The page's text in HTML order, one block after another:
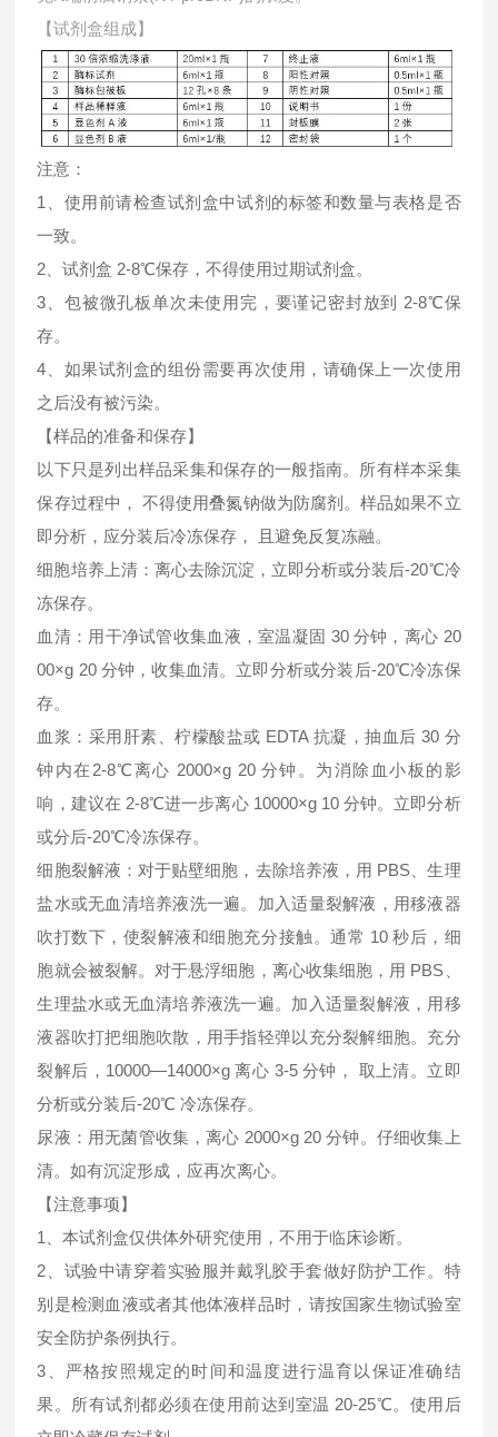
【试剂盒组成】
注意：
1、使用前请检查试剂盒中试剂的标签和数量与表格是否
一致。
2、试剂盒 2-8℃保存，不得使用过期试剂盒。
3、包被微孔板单次未使用完，要谨记密封放到 2-8℃保
存。
4、如果试剂盒的组份需要再次使用，请确保上一次使用
之后没有被污染。
【样品的准备和保存】
以下只是列出样品采集和保存的一般指南。所有样本采集
保存过程中， 不得使用叠氮钠做为防腐剂。样品如果不立
即分析，应分装后冷冻保存， 且避免反复冻融。
细胞培养上清：离心去除沉淀，立即分析或分装后-20℃冷
冻保存。
血清：用干净试管收集血液，室温凝固 30 分钟，离心 20
00×g 20 分钟，收集血清。立即分析或分装后-20℃冷冻保
存。
血浆：采用肝素、柠檬酸盐或 EDTA 抗凝，抽血后 30 分
钟内在2-8℃离心 2000×g 20 分钟。为消除血小板的影
响，建议在 2-8℃进一步离心 10000×g 10 分钟。立即分析
或分后-20℃冷冻保存。
细胞裂解液：对于贴壁细胞，去除培养液，用 PBS、生理
盐水或无血清培养液洗一遍。加入适量裂解液，用移液器
吹打数下，使裂解液和细胞充分接触。通常 10 秒后，细
胞就会被裂解。对于悬浮细胞，离心收集细胞，用 PBS、
生理盐水或无血清培养液洗一遍。加入适量裂解液，用移
液器吹打把细胞吹散，用手指轻弹以充分裂解细胞。充分
裂解后，10000—14000×g 离心 3-5 分钟， 取上清。立即
分析或分装后-20℃ 冷冻保存。
尿液：用无菌管收集，离心 2000×g 20 分钟。仔细收集上
清。如有沉淀形成，应再次离心。
【注意事项】
1、本试剂盒仅供体外研究使用，不用于临床诊断。
2、试验中请穿着实验服并戴乳胶手套做好防护工作。特
别是检测血液或者其他体液样品时，请按国家生物试验室
安全防护条例执行。
3、严格按照规定的时间和温度进行温育以保证准确结
果。所有试剂都必须在使用前达到室温 20-25℃。使用后